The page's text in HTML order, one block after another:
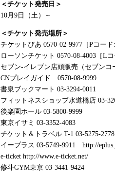
＜チケット発売日＞
10月9日（土）～
＜チケット発売場所＞
チケットぴあ 0570-02-9977［Pコード
ローソンチケット 0570-08-4003［L
セブン-イレブン店頭販売（セブンコ
CNプレイガイド 0570-08-9999
書泉ブックマート 03-3294-0011
フィットネスショップ水道橋店 03-
後楽園ホール 03-5800-9999
東京イサミ 03-3352-4083
チケット＆トラベル T-1 03-5275-
イープラス 03-5749-9911 http://
e-ticket http://www.e-ticket.net/
修斗GYM東京 03-3441-9424